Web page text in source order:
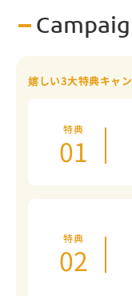
嬉しい3大特典キャ
特典
01
特典
02